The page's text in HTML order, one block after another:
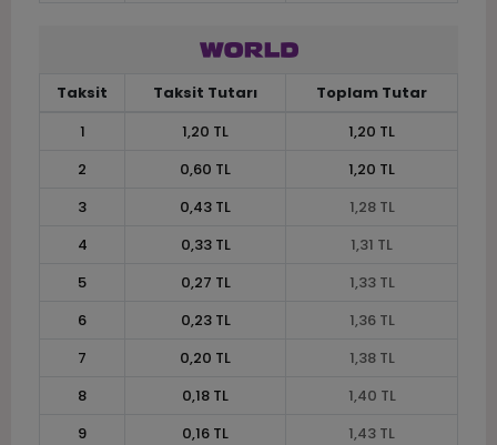
Taksit Taksit Tutarı
Toplam Tutar
1
1,20 TL
1,20 TL
2
0,60 TL
1,20 TL
3
0,43 TL
1,28 TL
4
0,33 TL
1,31 TL
5
0,27 TL
1,33 TL
6
0,23 TL
1,36 TL
7
0,20 TL
1,38 TL
8
0,18 TL
1,40 TL
9
0,16 TL
1,43 TL